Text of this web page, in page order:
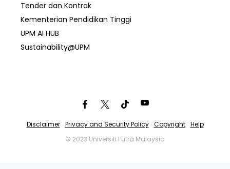
Tender dan Kontrak
Kementerian Pendidikan Tinggi
UPM AI HUB
Sustainability@UPM
Disclaimer Privacy and Security Policy Copyright
Help
© 2023 Universiti Putra Malaysia